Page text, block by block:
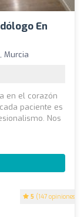
En
5 (147 opiniones)
Murcia
en el corazón
paciente es
Nos